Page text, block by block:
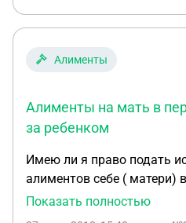
Алименты
Алименты на мать в
за ребенком
Имею ли я право подать
алиментов себе ( матери)
отпуске по уходу за
Показать полностью